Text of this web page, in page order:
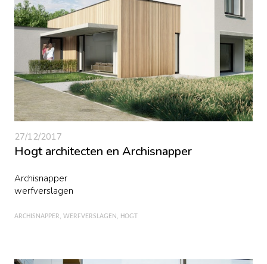
27/12/2017
Hogt architecten en Archisnapper
Archisnapper
werfverslagen
ARCHISNAPPER WERFVERSLAGEN HOGT